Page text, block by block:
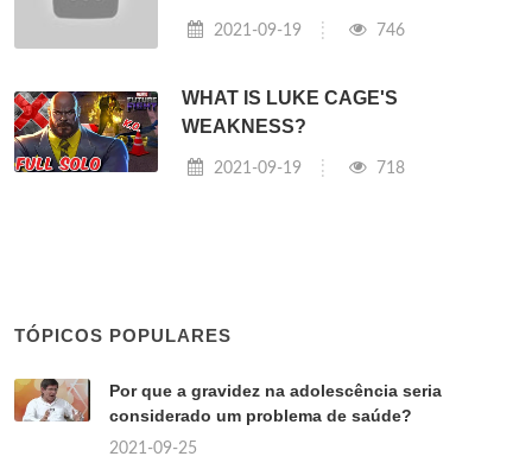
2021-09-19 746
WHAT IS LUKE CAGE'S
WEAKNESS?
2021-09-19 718
TÓPICOS POPULARES
Por que a gravidez na adolescência seria
considerado um problema de saúde?
2021-09-25